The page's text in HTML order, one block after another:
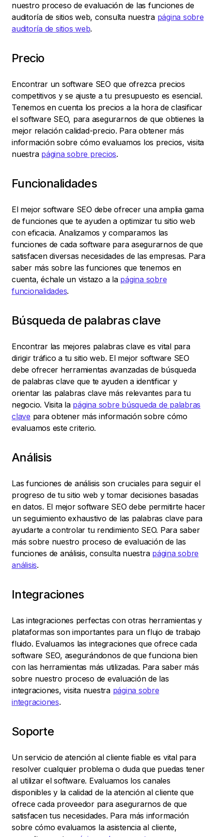
nuestro proceso de evaluación de las funciones de
auditoría de sitios web, consulta nuestra página sobre
auditoría de sitios web.
Precio
Encontrar un software SEO que ofrezca precios
competitivos y se ajuste a tu presupuesto es esencial.
Tenemos en cuenta los precios a la hora de clasificar
el software SEO, para asegurarnos de que obtienes la
mejor relación calidad-precio. Para obtener más
información sobre cómo evaluamos los precios, visita
nuestra página sobre precios.
Funcionalidades
El mejor software SEO debe ofrecer una amplia gama
de funciones que te ayuden a optimizar tu sitio web
con eficacia. Analizamos y comparamos las
funciones de cada software para asegurarnos de que
satisfacen diversas necesidades de las empresas. Para
saber más sobre las funciones que tenemos en
cuenta, échale un vistazo a la página sobre
funcionalidades.
Búsqueda de palabras clave
Encontrar las mejores palabras clave es vital para
dirigir tráfico a tu sitio web. El mejor software SEO
debe ofrecer herramientas avanzadas de búsqueda
de palabras clave que te ayuden a identificar y
orientar las palabras clave más relevantes para tu
negocio. Visita la página sobre búsqueda de palabras
clave para obtener más información sobre cómo
evaluamos este criterio.
Análisis
Las funciones de análisis son cruciales para seguir el
progreso de tu sitio web y tomar decisiones basadas
en datos. El mejor software SEO debe permitirte hacer
un seguimiento exhaustivo de las palabras clave para
ayudarte a controlar tu rendimiento SEO. Para saber
más sobre nuestro proceso de evaluación de las
funciones de análisis, consulta nuestra página sobre
análisis.
Integraciones
Las integraciones perfectas con otras herramientas y
plataformas son importantes para un flujo de trabajo
fluido. Evaluamos las integraciones que ofrece cada
software SEO, asegurándonos de que funciona bien
con las herramientas más utilizadas. Para saber más
sobre nuestro proceso de evaluación de las
integraciones, visita nuestra página sobre
integraciones.
Soporte
Un servicio de atención al cliente fiable es vital para
resolver cualquier problema o duda que puedas tener
al utilizar el software. Evaluamos los canales
disponibles y la calidad de la atención al cliente que
ofrece cada proveedor para asegurarnos de que
satisfacen tus necesidades. Para más información
sobre cómo evaluamos la asistencia al cliente,